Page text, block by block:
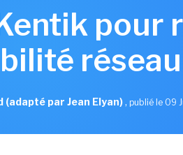
pour
réseau
par Jean Elyan), publié le 09